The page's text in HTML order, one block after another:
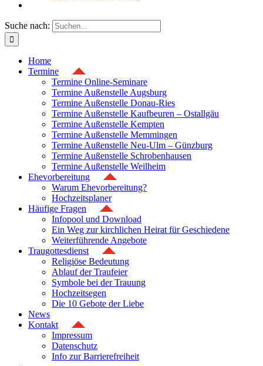
Suche nach:
Home
Termine
Termine Online-Seminare
Termine Außenstelle Augsburg
Termine Außenstelle Donau-Ries
Termine Außenstelle Kaufbeuren – Ostallgäu
Termine Außenstelle Kempten
Termine Außenstelle Memmingen
Termine Außenstelle Neu-Ulm – Günzburg
Termine Außenstelle Schrobenhausen
Termine Außenstelle Weilheim
Ehevorbereitung
Warum Ehevorbereitung?
Hochzeitsplaner
Häufige Fragen
Infopool und Download
Ein Weg zur kirchlichen Heirat für Geschiedene
Weiterführende Angebote
Traugottesdienst
Religiöse Bedeutung
Ablauf der Traufeier
Symbole bei der Trauung
Hochzeitsegen
Die 10 Gebote der Liebe
News
Kontakt
Impressum
Datenschutz
Info zur Barrierefreiheit